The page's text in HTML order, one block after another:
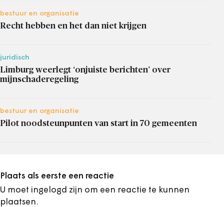
bestuur en organisatie
Recht hebben en het dan niet krijgen
juridisch
Limburg weerlegt ‘onjuiste berichten’ over
mijnschaderegeling
bestuur en organisatie
Pilot noodsteunpunten van start in 70 gemeenten
Plaats als eerste een reactie
U moet ingelogd zijn om een reactie te kunnen
plaatsen.